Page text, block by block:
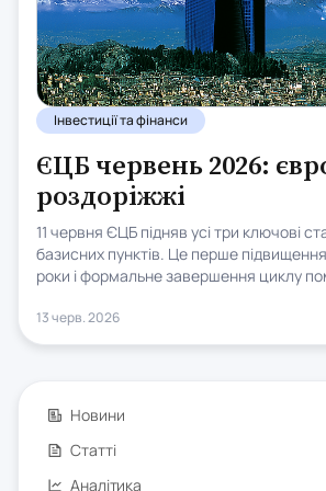
Інвестиції та фінанси
ЄЦБ червень 2026:
роздоріжжі
11 червня ЄЦБ підняв усі три ключові
базисних пунктів. Це перше
роки і формальне завершення циклу
сюрпризом не стало, ринок заклав його
тому справжній зміст засідання
13 черв. 2026
Новини
Статті
Аналітика